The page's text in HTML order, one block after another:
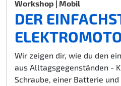
Workshop | Mobil
DER
Wir zeigen dir, wie du den
aus Alltagsgegenständen -
Schraube, einer Batterie